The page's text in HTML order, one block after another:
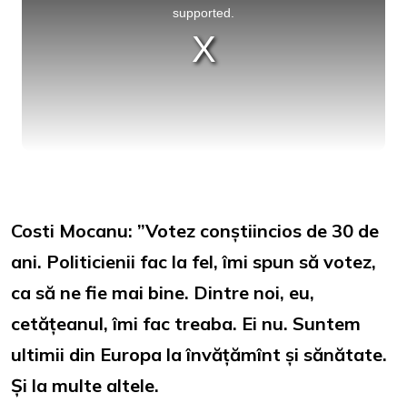
supported.
Costi Mocanu: ”Votez conștiincios de 30 de
ani. Politicienii fac la fel, îmi spun să votez,
ca să ne fie mai bine. Dintre noi, eu,
cetățeanul, îmi fac treaba. Ei nu. Suntem
ultimii din Europa la învățămînt și sănătate.
Și la multe altele.